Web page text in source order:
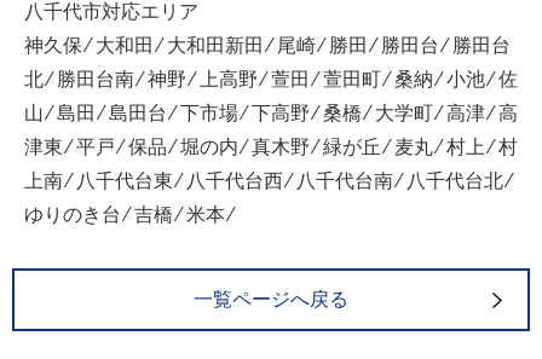
八千代市対応エリア
神久保 ⁄ 大和田 ⁄ 大和田新田 ⁄ 尾崎 ⁄ 勝田 ⁄ 勝田台 ⁄ 勝田台
北 ⁄ 勝田台南 ⁄ 神野 ⁄ 上高野 ⁄ 萱田 ⁄ 萱田町 ⁄ 桑納 ⁄ 小池 ⁄ 佐
山 ⁄ 島田 ⁄ 島田台 ⁄ 下市場 ⁄ 下高野 ⁄ 桑橋 ⁄ 大学町 ⁄ 高津 ⁄ 高
津東 ⁄ 平戸 ⁄ 保品 ⁄ 堀の内 ⁄ 真木野 ⁄ 緑が丘 ⁄ 麦丸 ⁄ 村上 ⁄ 村
上南 ⁄ 八千代台東 ⁄ 八千代台西 ⁄ 八千代台南 ⁄ 八千代台北 ⁄
ゆりのき台 ⁄ 吉橋 ⁄ 米本 ⁄
一覧ページへ戻る